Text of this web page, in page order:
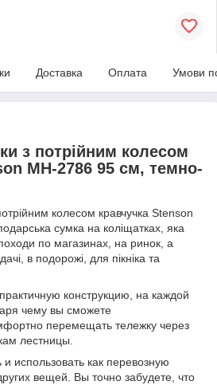
Доставка Оплата Умови
з потрійним колесом
MH-2786 95 см, темно-
колесом кравчучка Stenson
сумка на коліщатках, яка
по магазинах, на ринок, а
в подорожі, для пікніка та
конструкцию, на каждой
чему вы сможете
перемещать тележку через
лестницы.
использовать как перевозную
вещей. Вы точно забудете, что